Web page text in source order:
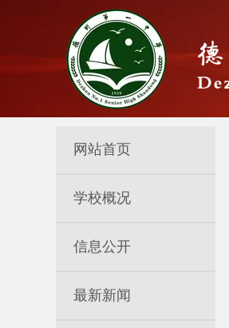
网站首页
学校概况
信息公开
最新新闻